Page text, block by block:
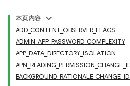
本页内容
ADD_CONTENT_OBSERVER_FLAGS
ADMIN_APP_PASSWORD_COMPLEXITY
APP_DATA_DIRECTORY_ISOLATION
BACKGROUND_RATIONALE_CHANGE_ID